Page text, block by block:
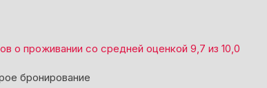
о проживании со средней оценкой 9,7 из 10,0
бронирование